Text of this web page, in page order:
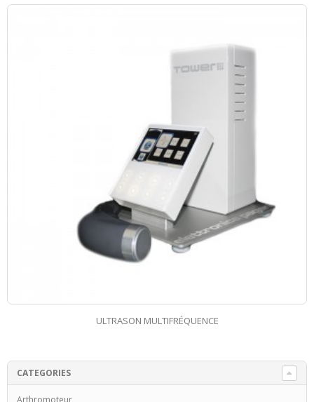
LASER
CATEGORIES
Arthromoteur